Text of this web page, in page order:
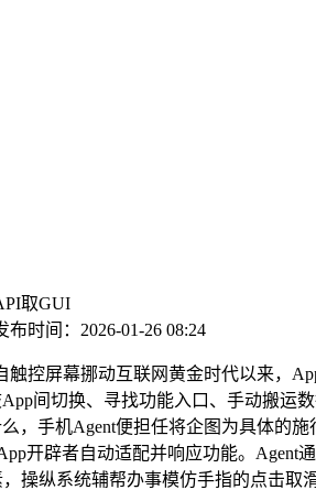
取GUI
布时间： 2026-01-26 08:24
屏幕挪动互联网黄金时代以来，
间切换、寻找功能入口、手动搬运
，手机Agent便担任将企图为具体的
开辟者自动适配并响应功能。Agent
操纵系统辅帮办事模仿手指的点击